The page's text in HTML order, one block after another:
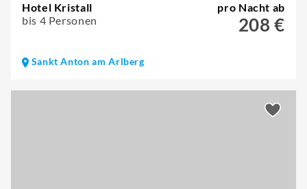
Hotel Kristall
bis 4 Personen
pro Nacht ab
208 €
Sankt Anton am Arlberg